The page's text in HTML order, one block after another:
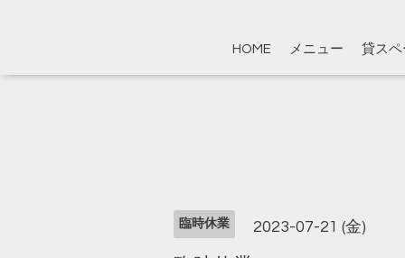
HOME メニュー 貸スペ
臨時休業 2023-07-21 (金)